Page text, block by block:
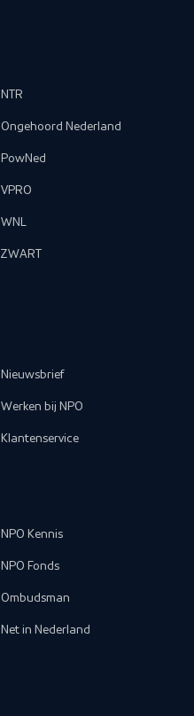
NTR
Ongehoord Nederland
PowNed
VPRO
WNL
ZWART
Nieuwsbrief
Werken bij NPO
Klantenservice
NPO Kennis
NPO Fonds
Ombudsman
Net in Nederland